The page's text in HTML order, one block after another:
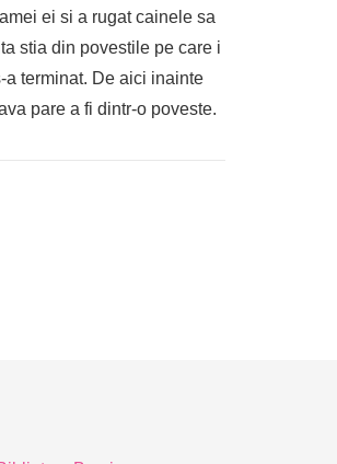
ei si a rugat cainele sa
stia din povestile pe care i
a terminat. De aici inainte
pare a fi dintr-o poveste.